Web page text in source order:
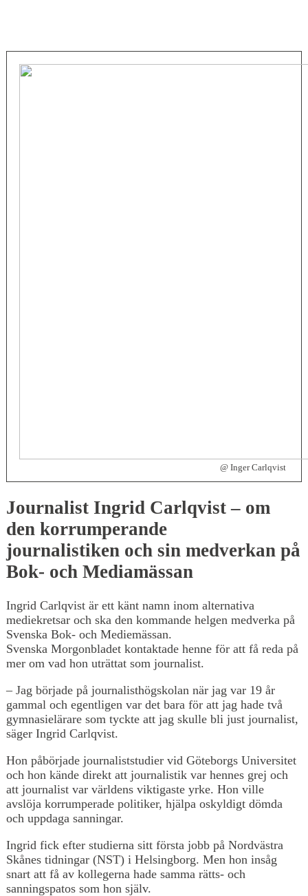
@ Inger Carlqvist
Journalist Ingrid Carlqvist – om
den korrumperande
journalistiken och sin medverkan på
Bok- och Mediamässan
Ingrid Carlqvist är ett känt namn inom alternativa
mediekretsar och ska den kommande helgen medverka på
Svenska Bok- och Mediemässan.
Svenska Morgonbladet kontaktade henne för att få reda på
mer om vad hon uträttat som journalist.
– Jag började på journalisthögskolan när jag var 19 år
gammal och egentligen var det bara för att jag hade två
gymnasielärare som tyckte att jag skulle bli just journalist,
säger Ingrid Carlqvist.
Hon påbörjade journaliststudier vid Göteborgs Universitet
och hon kände direkt att journalistik var hennes grej och
att journalist var världens viktigaste yrke. Hon ville
avslöja korrumperade politiker, hjälpa oskyldigt dömda
och uppdaga sanningar.
Ingrid fick efter studierna sitt första jobb på Nordvästra
Skånes tidningar (NST) i Helsingborg. Men hon insåg
snart att få av kollegerna hade samma rätts- och
sanningspatos som hon själv.